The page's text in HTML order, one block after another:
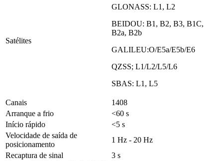
Satélites
GLONASS: L1, L2
BEIDOU: B1, B2, B3, B1C,
B2a, B2b
GALILEU:O/E5a/E5b/E6
QZSS; L1/L2/L5/L6
SBAS: L1, L5
Canais
1408
Arranque a frio
<60 s
Início rápido
<5 s
Velocidade de saída de
posicionamento
1 Hz - 20 Hz
Recaptura de sinal
3 s